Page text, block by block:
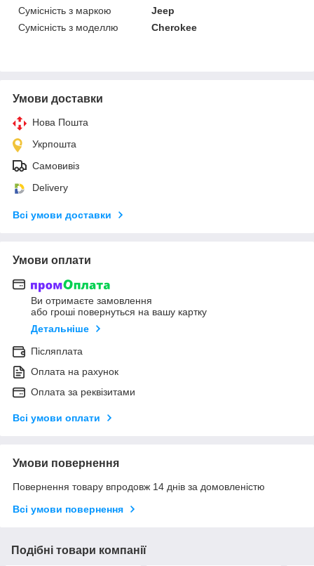
Сумісність з маркою
Jeep
Сумісність з моделлю
Cherokee
Умови доставки
Нова Пошта
Укрпошта
Самовивіз
Delivery
Всі умови доставки
Умови оплати
Ви отримаєте замовлення
або гроші повернуться на вашу картку
Детальніше
Післяплата
Оплата на рахунок
Оплата за реквізитами
Всі умови оплати
Умови повернення
Повернення товару впродовж 14 днів за домовленістю
Всі умови повернення
Подібні товари компанії